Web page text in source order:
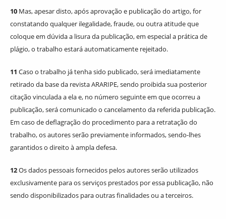
10 Mas, apesar disto, após aprovação e publicação do artigo, for
constatando qualquer ilegalidade, fraude, ou outra atitude que
coloque em dúvida a lisura da publicação, em especial a prática de
plágio, o trabalho estará automaticamente rejeitado.
11 Caso o trabalho já tenha sido publicado, será imediatamente
retirado da base da revista ARARIPE, sendo proibida sua posterior
citação vinculada a ela e, no número seguinte em que ocorreu a
publicação, será comunicado o cancelamento da referida publicação.
Em caso de deflagração do procedimento para a retratação do
trabalho, os autores serão previamente informados, sendo-lhes
garantidos o direito à ampla defesa.
12Os dados pessoais fornecidos pelos autores serão utilizados
exclusivamente para os serviços prestados por essa publicação, não
sendo disponibilizados para outras finalidades ou a terceiros.